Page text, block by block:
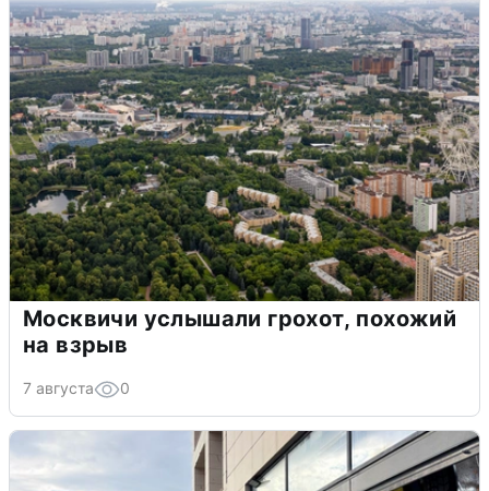
Москвичи услышали грохот, похожий
на взрыв
7 августа 0